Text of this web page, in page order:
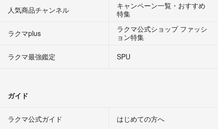
人気商品チャンネル
キャンペーン一覧・おすすめ
特集
ラクマplus
ラクマ公式ショップ ファッシ
ョン特集
ラクマ最強鑑定
SPU
ガイド
ラクマ公式ガイド はじめての方へ